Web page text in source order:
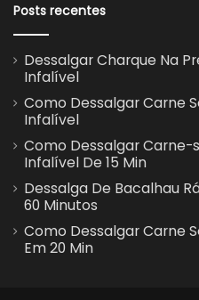
Posts recentes
Dessalgar Charque Na
Infalível
Como Dessalgar Carne
Infalível
Como Dessalgar Carne-
Infalível De 15 Min
Dessalga De Bacalhau
60 Minutos
Como Dessalgar Carne
Em 20 Min